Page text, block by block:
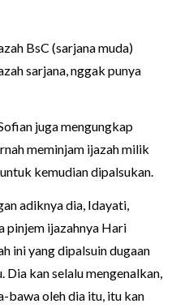
BsC (sarjana muda)
sarjana, nggak punya
juga mengungkap
meminjam ijazah milik
kemudian dipalsukan.
adiknya dia, Idayati,
pinjem ijazahnya Hari
ini yang dipalsuin dugaan
Dia kan selalu mengenalkan,
bawa oleh dia itu, itu kan